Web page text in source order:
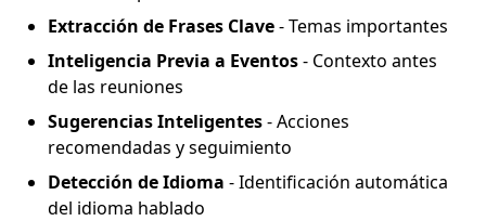
Extracción de Frases Clave- Temas importantes
Inteligencia Previa a Eventos- Contexto antes
de las reuniones
Sugerencias Inteligentes- Acciones
recomendadas y seguimiento
Detección de Idioma - Identificación automática
del idioma hablado